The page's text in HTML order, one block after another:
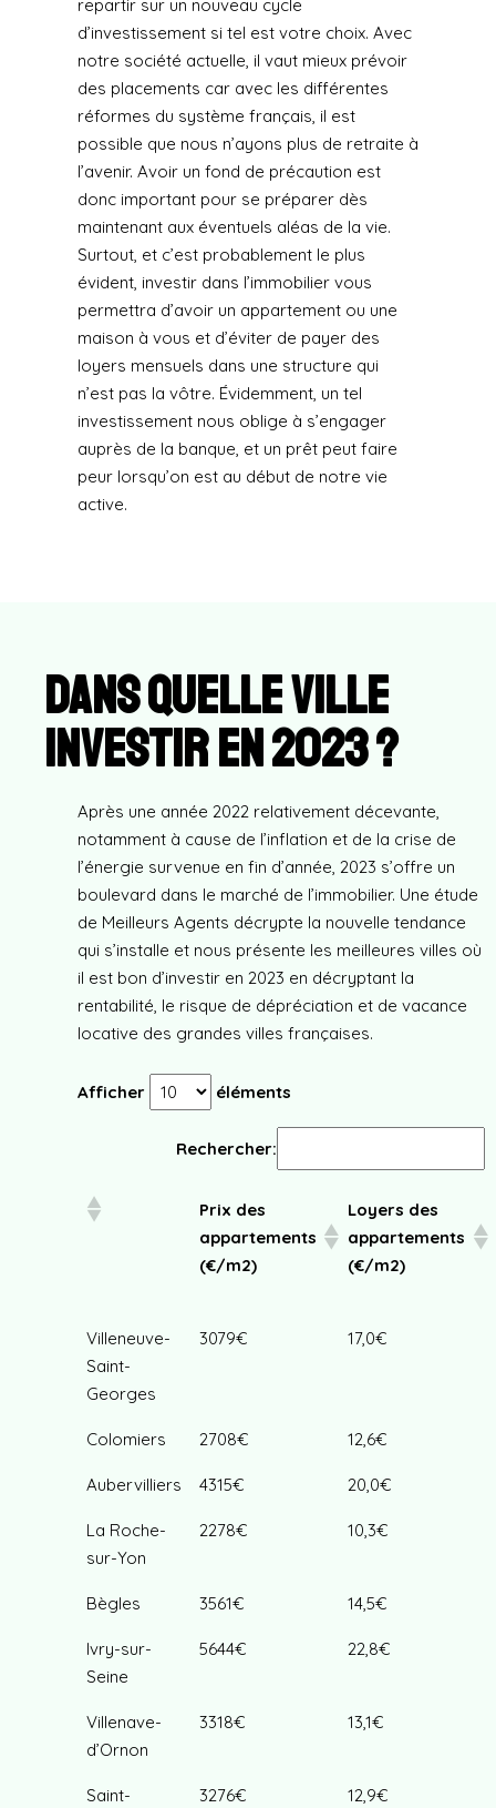
repartir sur un nouveau cycle
d’investissement si tel est votre choix. Avec
notre société actuelle, il vaut mieux prévoir
des placements car avec les différentes
réformes du système français, il est
possible que nous n’ayons plus de retraite à
l’avenir. Avoir un fond de précaution est
donc important pour se préparer dès
maintenant aux éventuels aléas de la vie.
Surtout, et c’est probablement le plus
évident, investir dans l’immobilier vous
permettra d’avoir un appartement ou une
maison à vous et d’éviter de payer des
loyers mensuels dans une structure qui
n’est pas la vôtre. Évidemment, un tel
investissement nous oblige à s’engager
auprès de la banque, et un prêt peut faire
peur lorsqu’on est au début de notre vie
active.
dans quelle ville
investir en 2023 ?
Après une année 2022 relativement décevante,
notamment à cause de l’inflation et de la crise de
l’énergie survenue en fin d’année, 2023 s’offre un
boulevard dans le marché de l’immobilier. Une étude
de Meilleurs Agents décrypte la nouvelle tendance
qui s’installe et nous présente les meilleures villes où
il est bon d’investir en 2023 en décryptant la
rentabilité, le risque de dépréciation et de vacance
locative des grandes villes françaises.
Afficher éléments
Rechercher:
Prix des
appartements
(€/m2)
Loyers des
appartements
(€/m2)
Villeneuve-
Saint-
Georges
3079€ 17,0€
Colomiers 2708€ 12,6€
Aubervilliers 4315€ 20,0€
La Roche-
sur-Yon
2278€ 10,3€
Bègles 3561€ 14,5€
Ivry-sur-
Seine
5644€ 22,8€
Villenave-
d’Ornon
3318€ 13,1€
Saint- 3276€ 12,9€